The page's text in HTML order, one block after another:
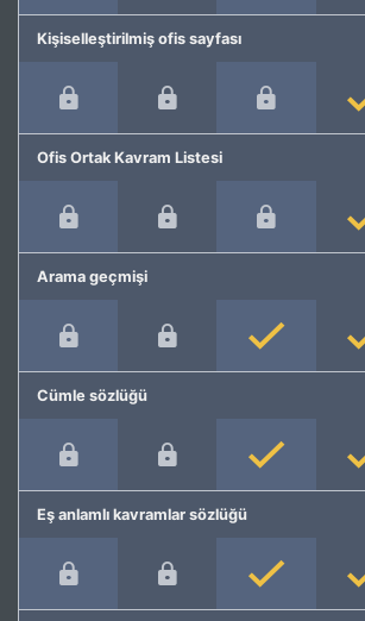
Kişiselleştirilmiş ofis sayfası
Ofis Ortak Kavram Listesi
Arama geçmişi
Cümle sözlüğü
Eş anlamlı kavramlar sözlüğü